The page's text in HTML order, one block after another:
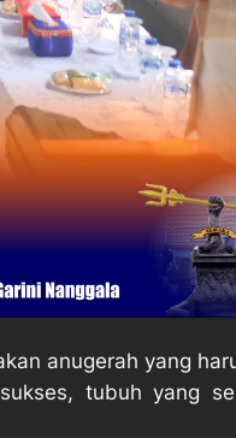
anugerah yang
tubuh yang